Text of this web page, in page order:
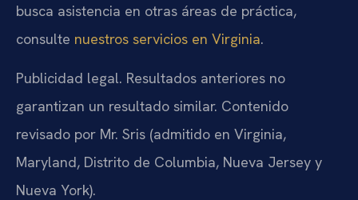
busca asistencia en otras áreas de práctica,
consulte nuestros servicios en Virginia.
Publicidad legal. Resultados anteriores no
garantizan un resultado similar. Contenido
revisado por Mr. Sris (admitido en Virginia,
Maryland, Distrito de Columbia, Nueva Jersey y
Nueva York).